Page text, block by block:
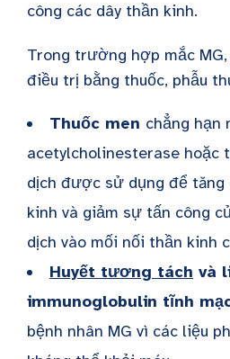
công các dây thần kinh.
Trong trường hợp mắc
điều trị bằng thuốc, phẫu
Thuốc men chẳng hạn
acetylcholinesterase hoặc
dịch được sử dụng để
kinh và giảm sự tấn công
dịch vào mối nối thần kinh
Huyết tương tách và
immunoglobulin tĩnh
bệnh nhân MG vì các liệu